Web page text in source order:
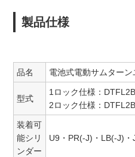
製品仕様
品名 電池式電動サムター
型式
1ロック仕様：
2ロック仕様：
装着可
能シリ
ンダー
U9・PR(-J)・LB(-J)・